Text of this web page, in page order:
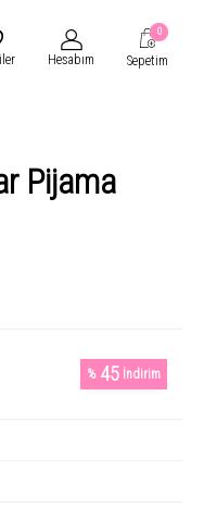
Hesabım
0
Sepetim
Pijama
%45 İndirim